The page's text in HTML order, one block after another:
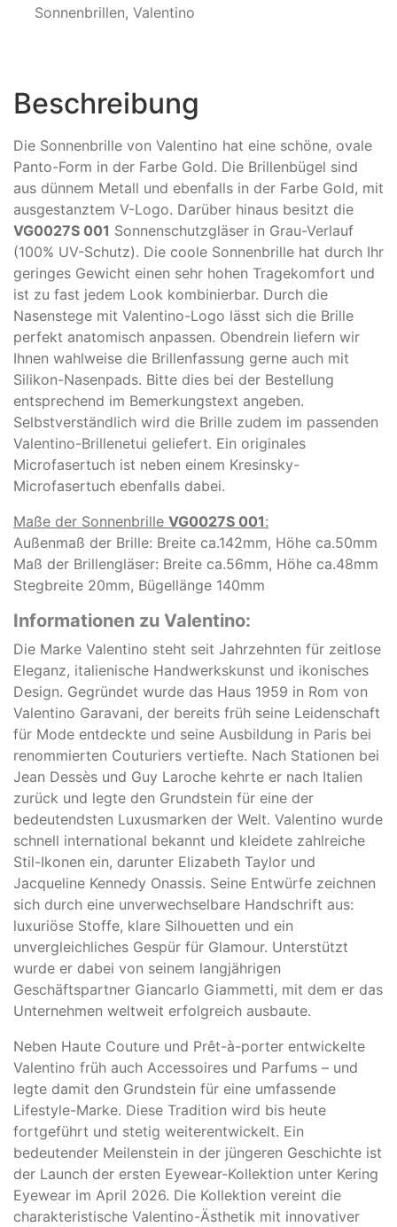
Sonnenbrillen, Valentino
Beschreibung
Die Sonnenbrille von Valentino hat eine schöne, ovale
Panto-Form in der Farbe Gold. Die Brillenbügel sind
aus dünnem Metall und ebenfalls in der Farbe Gold, mit
ausgestanztem V-Logo. Darüber hinaus besitzt die
VG0027S 001 Sonnenschutzgläser in Grau-Verlauf
(100% UV-Schutz). Die coole Sonnenbrille hat durch Ihr
geringes Gewicht einen sehr hohen Tragekomfort und
ist zu fast jedem Look kombinierbar. Durch die
Nasenstege mit Valentino-Logo lässt sich die Brille
perfekt anatomisch anpassen. Obendrein liefern wir
Ihnen wahlweise die Brillenfassung gerne auch mit
Silikon-Nasenpads. Bitte dies bei der Bestellung
entsprechend im Bemerkungstext angeben.
Selbstverständlich wird die Brille zudem im passenden
Valentino-Brillenetui geliefert. Ein originales
Microfasertuch ist neben einem Kresinsky-
Microfasertuch ebenfalls dabei.
Maße der Sonnenbrille VG0027S 001:
Außenmaß der Brille: Breite ca.142mm, Höhe ca.50mm
Maß der Brillengläser: Breite ca.56mm, Höhe ca.48mm
Stegbreite 20mm, Bügellänge 140mm
Informationen zu Valentino:
Die Marke Valentino steht seit Jahrzehnten für zeitlose
Eleganz, italienische Handwerkskunst und ikonisches
Design. Gegründet wurde das Haus 1959 in Rom von
Valentino Garavani, der bereits früh seine Leidenschaft
für Mode entdeckte und seine Ausbildung in Paris bei
renommierten Couturiers vertiefte. Nach Stationen bei
Jean Dessès und Guy Laroche kehrte er nach Italien
zurück und legte den Grundstein für eine der
bedeutendsten Luxusmarken der Welt. Valentino wurde
schnell international bekannt und kleidete zahlreiche
Stil-Ikonen ein, darunter Elizabeth Taylor und
Jacqueline Kennedy Onassis. Seine Entwürfe zeichnen
sich durch eine unverwechselbare Handschrift aus:
luxuriöse Stoffe, klare Silhouetten und ein
unvergleichliches Gespür für Glamour. Unterstützt
wurde er dabei von seinem langjährigen
Geschäftspartner Giancarlo Giammetti, mit dem er das
Unternehmen weltweit erfolgreich ausbaute.
Neben Haute Couture und Prêt-à-porter entwickelte
Valentino früh auch Accessoires und Parfums – und
legte damit den Grundstein für eine umfassende
Lifestyle-Marke. Diese Tradition wird bis heute
fortgeführt und stetig weiterentwickelt. Ein
bedeutender Meilenstein in der jüngeren Geschichte ist
der Launch der ersten Eyewear-Kollektion unter Kering
Eyewear im April 2026. Die Kollektion vereint die
charakteristische Valentino-Ästhetik mit innovativer